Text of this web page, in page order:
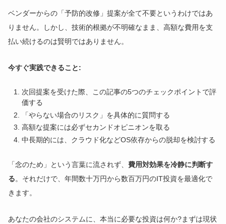
ベンダーからの「予防的改修」提案が全て不要というわけではあ
りません。しかし、技術的根拠が不明確なまま、高額な費用を支
払い続けるのは賢明ではありません。
今すぐ実践できること:
次回提案を受けた際、この記事の5つのチェックポイントで評
価する
「やらない場合のリスク」を具体的に質問する
高額な提案には必ずセカンドオピニオンを取る
中長期的には、クラウド化などOS依存からの脱却を検討する
「念のため」という言葉に流されず、費用対効果を冷静に判断す
る。それだけで、年間数十万円から数百万円のIT投資を最適化で
きます。
あなたの会社のシステムに、本当に必要な投資は何か?まずは現状